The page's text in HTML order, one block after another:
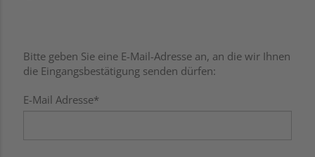
Bitte geben Sie eine E-Mail-Adresse an, an die wir Ihnen
die Eingangsbestätigung senden dürfen:
E-Mail Adresse*